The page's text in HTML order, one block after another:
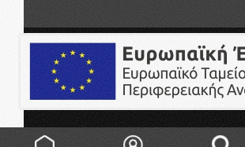
Copyright © 2026touriki.gr